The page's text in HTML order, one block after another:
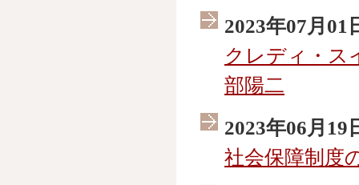
2023年07月01
クレディ・ス
部陽二
2023年06月19
社会保障制度